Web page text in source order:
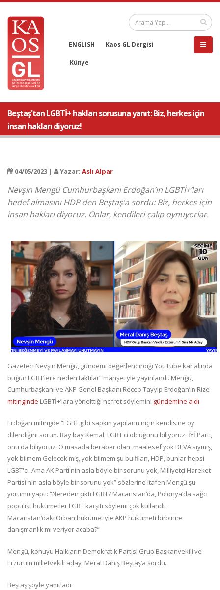
ENGLISH Kaos GL Dergisi
Künye
Beştaş'tan LGBTİ+ hakları sorusuna yanıt: Biz, herkes için
insan hakları diyoruz!
04/05/2023 | Yazar: Aslı Alpar
Nevşin Mengü Cumhurbaşkanı Erdoğan’ın LGBTİ+’ları
hedef almasını HDP'den Beştaş'a sordu: Biz, herkes için
insan hakları diyoruz. Onlar, kendileri çalıp oynuyorlar.
Gazeteci Nevşin Mengü, gündemi değerlendirdiği YouTube kanalında
bugün LGBT’lere neden taktılar” manşetiyle yayınlandı. Mengü,
Cumhurbaşkanı ve AKP Genel Başkanı Recep Tayyip Erdoğan’ın Rize
mitinginde LGBTİ+’lara yönelttiği nefret söylemini gündemine aldı.
Erdoğan mitingde “LGBT gibi sapkın yapıların niçin kendisine oy
dilendiğini sorun. Bay bay Kemal, LGBT'ci olduğunu biliyoruz. İYİ Parti,
onu da biliyoruz. O masada beraber olan, maalesef yok DEVA'sıymış,
yok bilmem Gelecek'miş, yok bilmem şu bu filan, HDP, bunlar hepsi
LGBT'ci. Ama AK Parti'nin asla böyle bir sorunu yok, Milliyetçi Hareket
Partisi'nin asla böyle bir sorunu yok” sözlerine itafen Mengü şu
yorumu yaptı: “Nereden çıktı LGBT? Macaristan’da, Polonya’da sağcı
popülist hükümetler LGBT karşıtı söylemi çok kullandı.
Macaristan’daki Orban hükümetiyle AKP hükümeti birbirine
danışmanlık mı veriyor acaba?”
Mengü, konuyu Halkların Demokratik Partisi Grup Başkanvekili ve
Erzurum milletvekili adayı Meral Danış Beştaş’a sordu.
Beştaş şöyle yanıtladı: